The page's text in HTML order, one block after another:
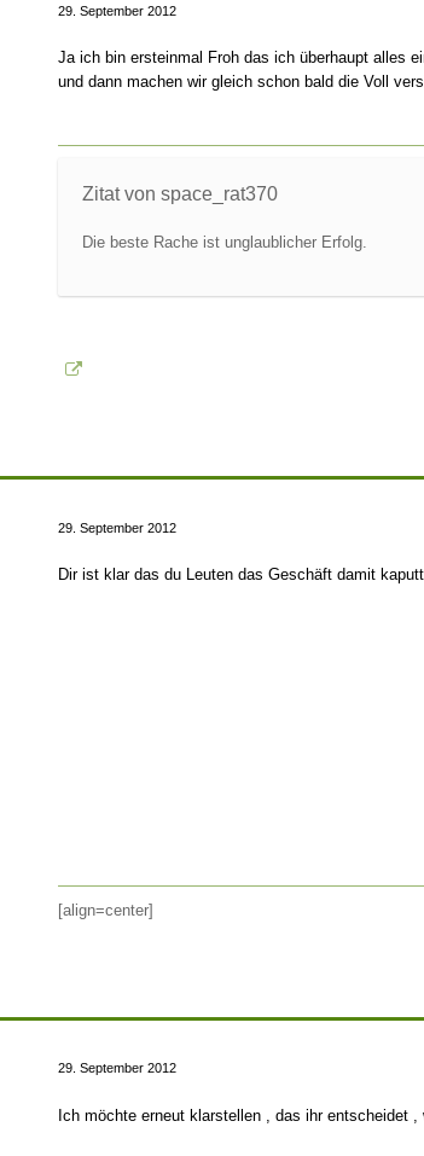
29. September 2012
Ja ich bin ersteinmal Froh das ich überhaupt alles
und dann machen wir gleich schon bald die Voll
Zitat von space_rat370
Die beste Rache ist unglaublicher Erfolg.
29. September 2012
Dir ist klar das du Leuten das Geschäft damit
[align=center]
29. September 2012
Ich möchte erneut klarstellen , das ihr entscheidet